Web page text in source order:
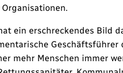
ein erschreckendes Bild
mehr Menschen immer